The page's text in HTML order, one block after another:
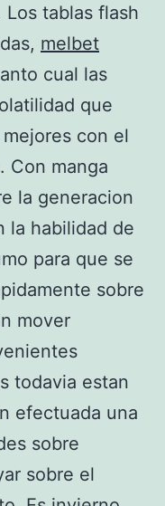
tablas flash
melbet
cual las
que
con el
Con manga
la generacion
la habilidad de
para que se
sobre
mover
todavia estan
efectuada una
sobre
sobre el